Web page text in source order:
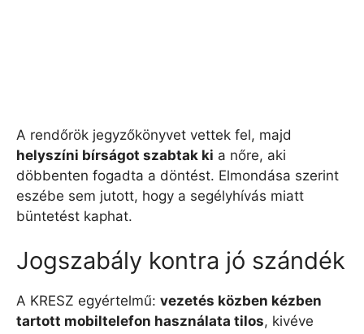
A rendőrök jegyzőkönyvet vettek fel, majd
helyszíni bírságot szabtak ki a nőre, aki
döbbenten fogadta a döntést. Elmondása szerint
eszébe sem jutott, hogy a segélyhívás miatt
büntetést kaphat.
Jogszabály kontra jó szándék
A KRESZ egyértelmű: vezetés közben kézben
tartott mobiltelefon használata tilos, kivéve